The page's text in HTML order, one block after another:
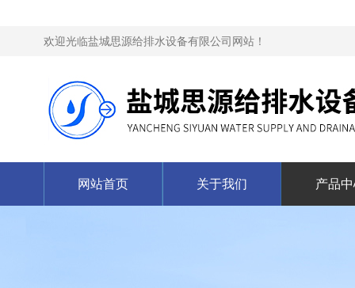
欢迎光临盐城思源给排水设备有限公司网站！
网站首页 关于我们 产品